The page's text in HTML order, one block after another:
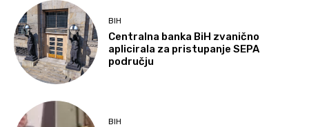
BIH
Centralna banka BiH zvanično
aplicirala za pristupanje SEPA
području
BIH